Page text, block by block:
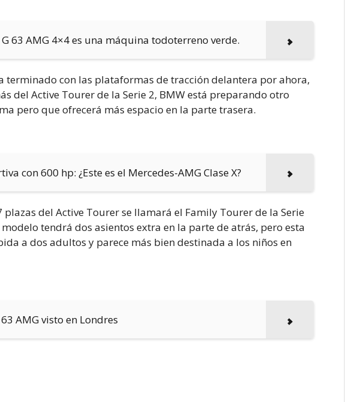
63 AMG 4×4 es una máquina todoterreno verde.
terminado con las plataformas de tracción delantera por ahora,
del Active Tourer de la Serie 2, BMW está preparando otro
pero que ofrecerá más espacio en la parte trasera.
con 600 hp: ¿Este es el Mercedes-AMG Clase X?
del Active Tourer se llamará el Family Tourer de la Serie
tendrá dos asientos extra en la parte de atrás, pero esta
a dos adultos y parece más bien destinada a los niños en
AMG visto en Londres